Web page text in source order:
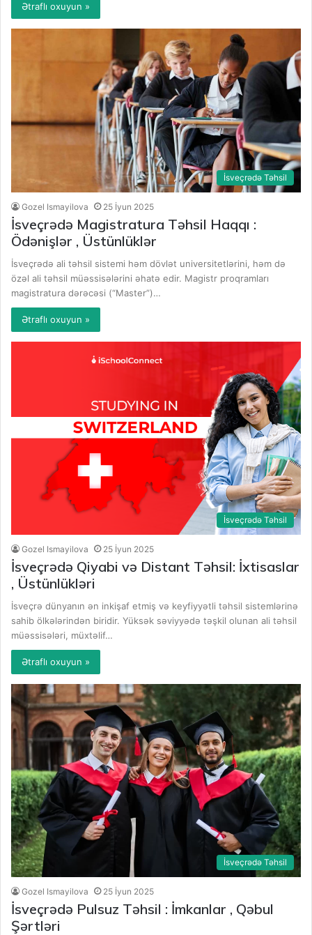
Ətraflı oxuyun »
İsveçrədə Təhsil
Gozel Ismayilova 25 İyun 2025
İsveçrədə Magistratura Təhsil Haqqı :
Ödənişlər , Üstünlüklər
İsveçrədə ali təhsil sistemi həm dövlət universitetlərini, həm də
özəl ali təhsil müəssisələrini əhatə edir. Magistr proqramları
magistratura dərəcəsi (“Master”)…
Ətraflı oxuyun »
İsveçrədə Təhsil
Gozel Ismayilova 25 İyun 2025
İsveçrədə Qiyabi və Distant Təhsil: İxtisaslar
, Üstünlükləri
İsveçrə dünyanın ən inkişaf etmiş və keyfiyyətli təhsil sistemlərinə
sahib ölkələrindən biridir. Yüksək səviyyədə təşkil olunan ali təhsil
müəssisələri, müxtəlif…
Ətraflı oxuyun »
İsveçrədə Təhsil
Gozel Ismayilova 25 İyun 2025
İsveçrədə Pulsuz Təhsil : İmkanlar , Qəbul
Şərtləri